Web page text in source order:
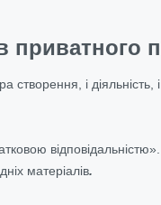
приватного
і діяльність,
матеріалів.